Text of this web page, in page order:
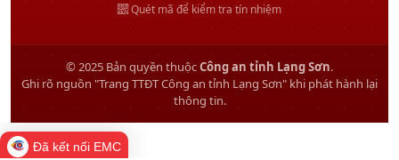
Quét mã để kiểm tra tín nhiệm
© 2025 Bản quyền thuộcCông an tỉnh Lạng Sơn.
Ghi rõ nguồn "Trang TTĐT Công an tỉnh Lạng Sơn" khi phát hành lại
thông tin.
Đã kết nối EMC